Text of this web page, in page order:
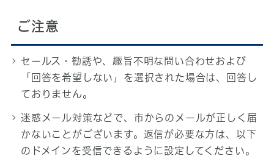
ご注意
セールス・勧誘や、趣旨不明な問い合わせおよび
「回答を希望しない」を選択された場合は、回答し
ておりません。
迷惑メール対策などで、市からのメールが正しく届
かないことがございます。返信が必要な方は、以下
のドメインを受信できるように設定してください。